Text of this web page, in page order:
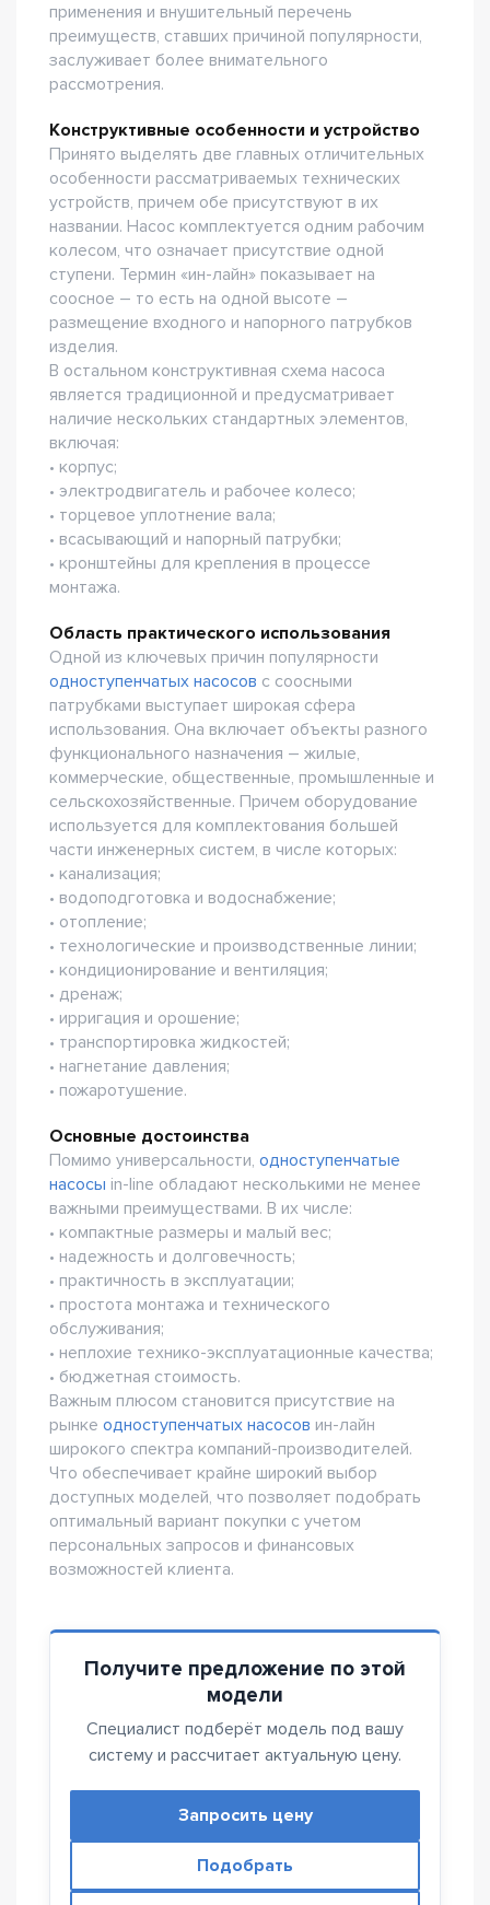
применения и внушительный перечень
преимуществ, ставших причиной популярности,
заслуживает более внимательного
рассмотрения.
Конструктивные особенности и устройство
Принято выделять две главных отличительных
особенности рассматриваемых технических
устройств, причем обе присутствуют в их
названии. Насос комплектуется одним рабочим
колесом, что означает присутствие одной
ступени. Термин «ин-лайн» показывает на
соосное – то есть на одной высоте –
размещение входного и напорного патрубков
изделия.
В остальном конструктивная схема насоса
является традиционной и предусматривает
наличие нескольких стандартных элементов,
включая:
• корпус;
• электродвигатель и рабочее колесо;
• торцевое уплотнение вала;
• всасывающий и напорный патрубки;
• кронштейны для крепления в процессе
монтажа.
Область практического использования
Одной из ключевых причин популярности
одноступенчатых насосов с соосными
патрубками выступает широкая сфера
использования. Она включает объекты разного
функционального назначения – жилые,
коммерческие, общественные, промышленные и
сельскохозяйственные. Причем оборудование
используется для комплектования большей
части инженерных систем, в числе которых:
• канализация;
• водоподготовка и водоснабжение;
• отопление;
• технологические и производственные линии;
• кондиционирование и вентиляция;
• дренаж;
• ирригация и орошение;
• транспортировка жидкостей;
• нагнетание давления;
• пожаротушение.
Основные достоинства
Помимо универсальности, одноступенчатые
насосы in-line обладают несколькими не менее
важными преимуществами. В их числе:
• компактные размеры и малый вес;
• надежность и долговечность;
• практичность в эксплуатации;
• простота монтажа и технического
обслуживания;
• неплохие технико-эксплуатационные качества;
• бюджетная стоимость.
Важным плюсом становится присутствие на
рынке одноступенчатых насосов ин-лайн
широкого спектра компаний-производителей.
Что обеспечивает крайне широкий выбор
доступных моделей, что позволяет подобрать
оптимальный вариант покупки с учетом
персональных запросов и финансовых
возможностей клиента.
Получите предложение по этой
модели
Специалист подберёт модель под вашу
систему и рассчитает актуальную цену.
Запросить цену
Подобрать